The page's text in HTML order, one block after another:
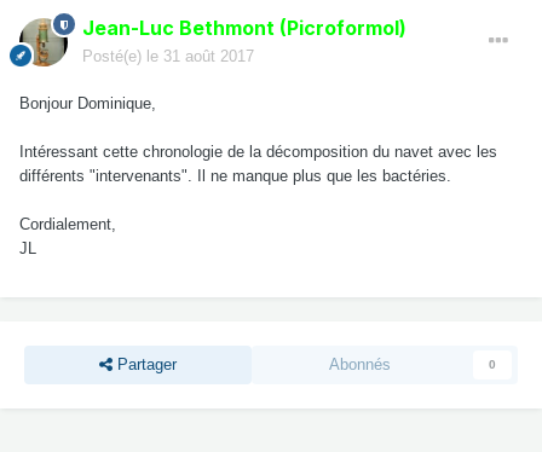
Jean-Luc Bethmont (Picroformol)
Posté(e) le 31 août 2017
Bonjour Dominique,
Intéressant cette chronologie de la décomposition du navet avec les
différents "intervenants". Il ne manque plus que les bactéries.
Cordialement,
JL
Partager Abonnés 0